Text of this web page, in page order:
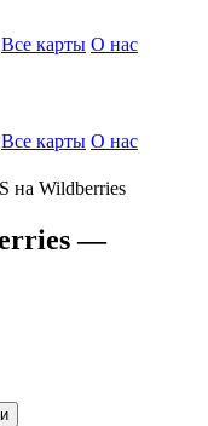
Все карты О нас
Все карты О нас
на Wildberries
—